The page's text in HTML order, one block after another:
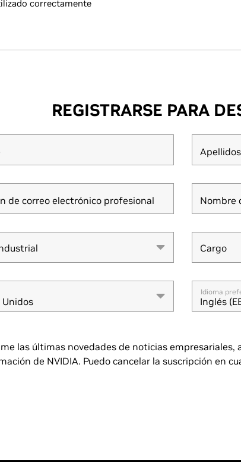
correctamente
REGISTRARSE PARA
Apellidos
de correo electrónico profesional Nombre
Cargo
Cargo
Unidos
Idioma
Inglés
las últimas novedades de noticias empresariales,
de NVIDIA. Puedo cancelar la suscripción en